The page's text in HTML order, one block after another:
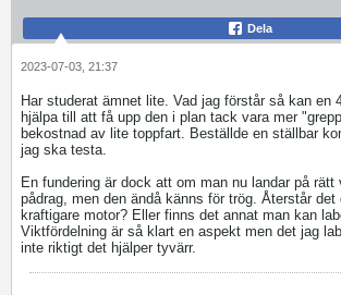
Dela
2023-07-03, 21:37
Har studerat ämnet lite. Vad jag förstår så kan en
hjälpa till att få upp den i plan tack vara mer
bekostnad av lite toppfart. Beställde en ställbar
jag ska testa.
En fundering är dock att om man nu landar på rätt
pådrag, men den ändå känns för trög. Återstår det
kraftigare motor? Eller finns det annat man kan
Viktfördelning är så klart en aspekt men det jag
inte riktigt det hjälper tyvärr.